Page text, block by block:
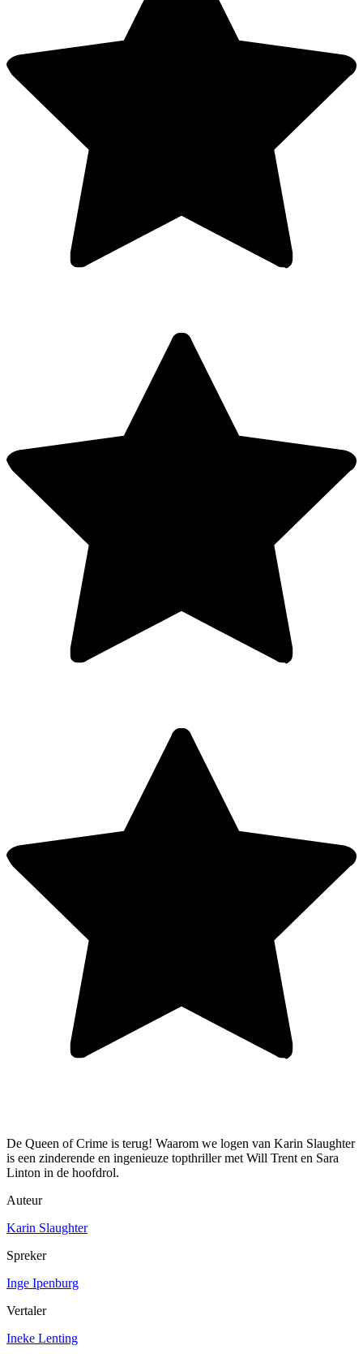
De Queen of Crime is terug! Waarom we logen van Karin Slaughter
is een zinderende en ingenieuze topthriller met Will Trent en Sara
Linton in de hoofdrol.
Auteur
Karin Slaughter
Spreker
Inge Ipenburg
Vertaler
Ineke Lenting